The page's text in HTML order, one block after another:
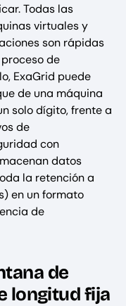
Todas las
virtuales y
son rápidas
de
ExaGrid puede
de una máquina
solo dígito, frente a
de
con
datos
la retención a
en un formato
de
de
longitud fija